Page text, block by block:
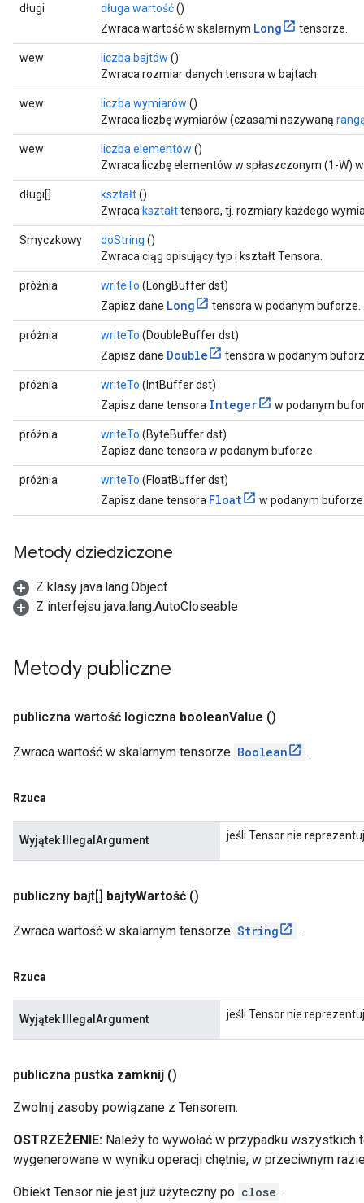
długi długa wartość()
Zwraca wartość w skalarnym Long tensorze.
wew liczba bajtów ()
Zwraca rozmiar danych tensora w bajtach.
wew liczba wymiarów ()
Zwraca liczbę wymiarów (czasami nazywaną
wew liczba elementów ()
Zwraca liczbę elementów w spłaszczonym (1-W)
długi[] kształt()
Zwraca kształttensora, tj. rozmiary każdego
Smyczkowy doString ()
Zwraca ciąg opisujący typ i kształt Tensora.
próżnia writeTo (LongBuffer dst)
Zapisz dane Long tensora w podanym buforze.
próżnia writeTo (DoubleBuffer dst)
Zapisz dane Double tensora w podanym
próżnia writeTo (IntBuffer dst)
Zapisz dane tensora Integer w podanym
próżnia writeTo (ByteBuffer dst)
Zapisz dane tensora w podanym buforze.
próżnia writeTo (FloatBuffer dst)
Zapisz dane tensora Float w podanym
Metody dziedziczone
Z klasy java.lang.Object
Z interfejsu java.lang.AutoCloseable
Metody publiczne
publiczna wartość logiczna booleanValue ()
Zwraca wartość w skalarnym tensorze Boolean .
Rzuca
Wyjątek IllegalArgument jeśli Tensor nie
publiczny bajt[] bajtyWartość ()
Zwraca wartość w skalarnym tensorze String .
Rzuca
Wyjątek IllegalArgument jeśli Tensor nie
publiczna pustka zamknij ()
Zwolnij zasoby powiązane z Tensorem.
OSTRZEŻENIE: Należy to wywołać w przypadku wszystkich
wygenerowane w wyniku operacji chętnie, w przeciwnym
Obiekt Tensor nie jest już użyteczny po close .